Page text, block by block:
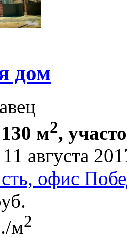
дом
м2,
августа
офис
м2